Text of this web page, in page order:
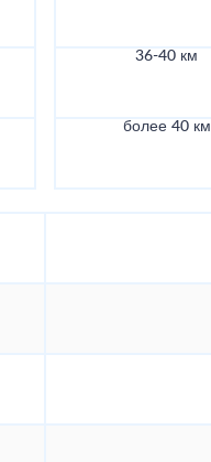
36-40 км
более 40 км